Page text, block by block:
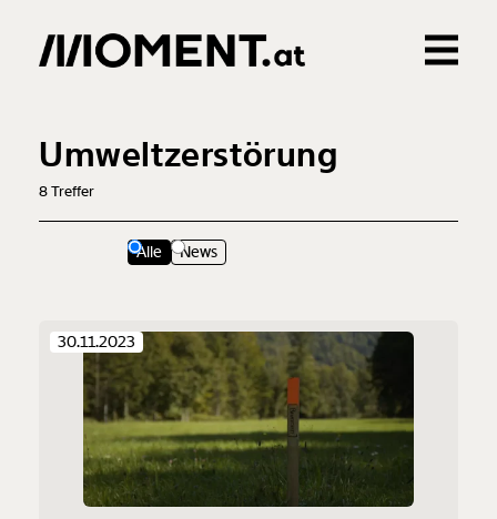
0 Treffer
Umweltzerstörung
8Treffer
Alle News
30.11.2023